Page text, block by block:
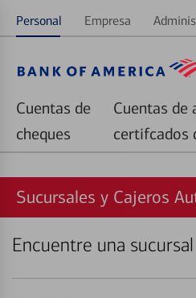
Personal Empresa
Cuentas de
cheques
Cuentas de
certifcados
Sucursales y Cajeros
Encuentre una